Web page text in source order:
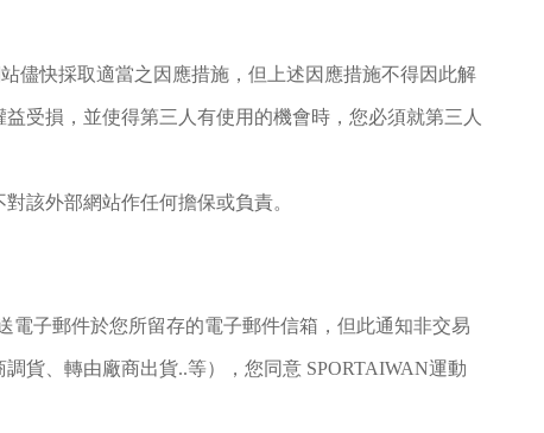
儘快採取適當之因應措施，但上述因應措施不得因此解
受損，並使得第三人有使用的機會時，您必須就第三人
該外部網站作任何擔保或負責。
電子郵件於您所留存的電子郵件信箱，但此通知非交易
貨、轉由廠商出貨..等），您同意 SPORTAIWAN運動